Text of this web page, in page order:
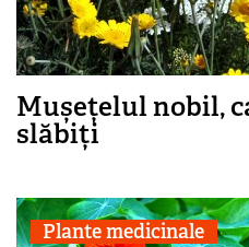
Mușețelul nobil,
slăbiți
Plante medicinale